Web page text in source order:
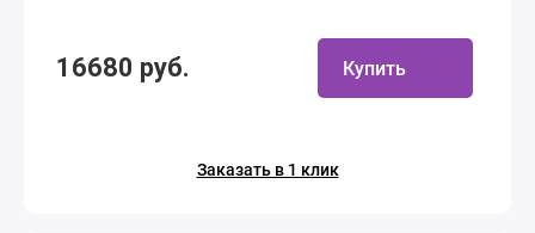
16680 руб. Купить
Заказать в 1 клик